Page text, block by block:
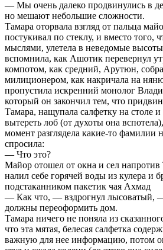
— Мы очень далеко продвинулись в
но мешают небольшие сложности.
Тамара оторвала взгляд от пальца
постукивал по стеклу, и вместо того,
мыслями, улетела в неведомые
вспомнила, как Ашотик перевернул
компотом, как средний, Арутюн,
милиционером, как накричала на
пропустила искренний монолог
который он закончил тем, что
Тамара, нащупала салфетку на столе
вытереть лоб (от духоты она
момент разглядела какие-то фамилии
спросила:
— Что это?
Майор отошел от окна и сел напротив
налил себе горячей воды из кулера и
подстаканником пакетик чая Ахмад
— Как что, — вздрогнул лысоватый,
должны переоформить дом.
Тамара ничего не поняла из
что эта мятая, белесая салфетка
важную для нее информацию, потом